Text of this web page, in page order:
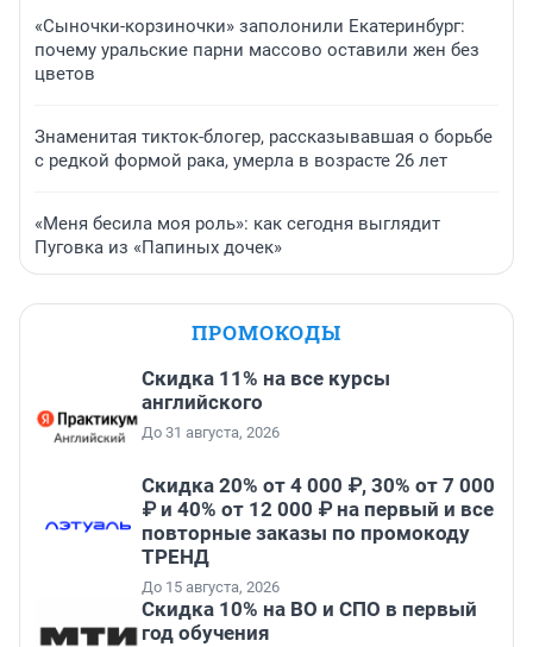
«Сыночки-корзиночки» заполонили Екатеринбург:
почему уральские парни массово оставили жен без
цветов
Знаменитая тикток-блогер, рассказывавшая о борьбе
с редкой формой рака, умерла в возрасте 26 лет
«Меня бесила моя роль»: как сегодня выглядит
Пуговка из «Папиных дочек»
ПРОМОКОДЫ
Скидка 11% на все курсы
английского
До 31 августа, 2026
Скидка 20% от 4 000 ₽, 30% от 7 000
₽ и 40% от 12 000 ₽ на первый и все
повторные заказы по промокоду
ТРЕНД
До 15 августа, 2026
Скидка 10% на ВО и СПО в первый
год обучения